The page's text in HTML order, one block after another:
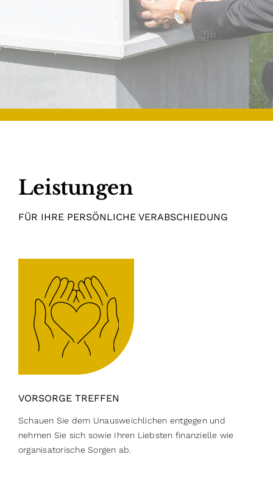
Leistungen
FÜR IHRE PERSÖNLICHE VERABSCHIEDUNG
VORSORGE TREFFEN
Schauen Sie dem Unausweichlichen entgegen und
nehmen Sie sich sowie Ihren Liebsten finanzielle wie
organisatorische Sorgen ab.